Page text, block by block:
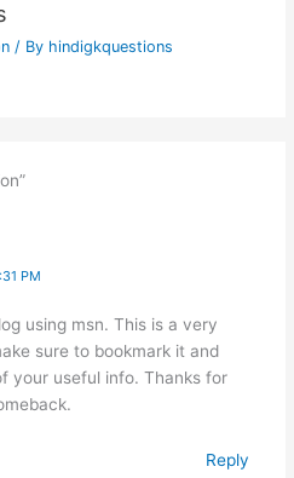
/ By hindigkquestions
PM
using msn. This is a very
sure to bookmark it and
your useful info. Thanks for
Reply